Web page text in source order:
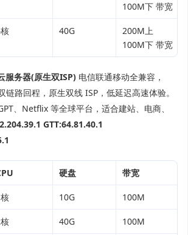
100M下 带宽
40G
200M上
100M下 带宽
服务器(原生双ISP) 电信联通移动全兼容，
路回程，原生双线 ISP，低延迟高速体验。
、Netflix 等全球平台，适合建站、电商、
GTT:64.81.40.1
硬盘 带宽
10G 100M
40G 100M